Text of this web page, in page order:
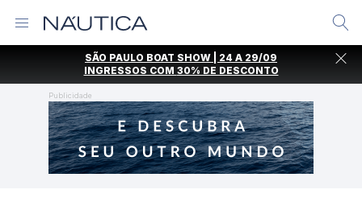
SÃO PAULO BOAT SHOW | 24 A 29/09
INGRESSOS COM 30% DE DESCONTO
Publicidade